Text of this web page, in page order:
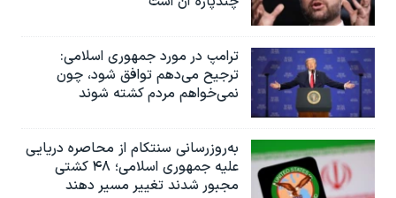
ترامپ در مورد جمهوری اسلامی:
ترجیح می‌دهم توافق شود، چون
نمی‌خواهم مردم کشته شوند
به‌روزرسانی سنتکام از محاصره دریایی
علیه جمهوری اسلامی؛ ۴۸ کشتی
مجبور شدند تغییر مسیر دهند